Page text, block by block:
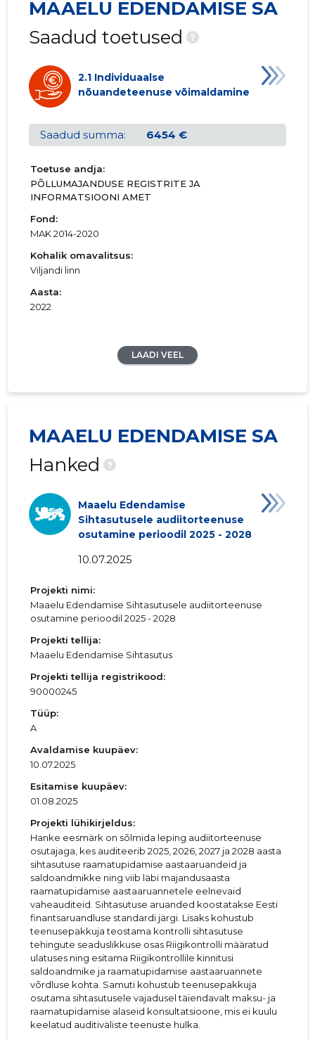
2002
31.12.2002
05.05.2003
2001
31.12.2001
Laadi alla
2000
31.12.2000
18.05.2001 Laadi alla
MAAELU EDENDAMISE SA
Saadud toetused
?
2.1 Individuaalse
nõuandeteenuse võimaldamine
Saadud summa: 6454 €
Toetuse andja:
PÕLLUMAJANDUSE REGISTRITE JA
INFORMATSIOONI AMET
Fond:
MAK 2014-2020
Kohalik omavalitsus:
Viljandi linn
Aasta:
2022
LAADI VEEL
MAAELU EDENDAMISE SA
Hanked
?
Maaelu Edendamise
Sihtasutusele audiitorteenuse
osutamine perioodil 2025 - 2028
10.07.2025
Projekti nimi:
Maaelu Edendamise Sihtasutusele audiitorteenuse
osutamine perioodil 2025 - 2028
Projekti tellija:
Maaelu Edendamise Sihtasutus
Projekti tellija registrikood:
90000245
Tüüp:
A
Avaldamise kuupäev:
10.07.2025
Esitamise kuupäev:
01.08.2025
Projekti lühikirjeldus:
Hanke eesmärk on sõlmida leping audiitorteenuse
osutajaga, kes auditeerib 2025, 2026, 2027 ja 2028 aasta
sihtasutuse raamatupidamise aastaaruandeid ja
saldoandmikke ning viib läbi majandusaasta
raamatupidamise aastaaruannetele eelnevaid
vaheauditeid. Sihtasutuse aruanded koostatakse Eesti
finantsaruandluse standardi järgi. Lisaks kohustub
teenusepakkuja teostama kontrolli sihtasutuse
tehingute seaduslikkuse osas Riigikontrolli määratud
ulatuses ning esitama Riigikontrollile kinnitusi
saldoandmike ja raamatupidamise aastaaruannete
võrdluse kohta. Samuti kohustub teenusepakkuja
osutama sihtasutusele vajadusel täiendavalt maksu- ja
raamatupidamise alaseid konsultatsioone, mis ei kuulu
keelatud auditiväliste teenuste hulka.